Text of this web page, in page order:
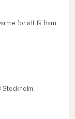
för att få fram
Stockholm,